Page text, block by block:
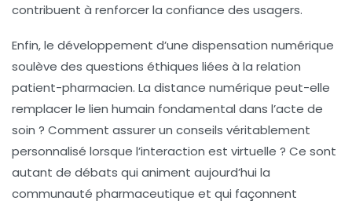
contribuent à renforcer la confiance des usagers.
Enfin, le développement d’une dispensation numérique
soulève des questions éthiques liées à la relation
patient-pharmacien. La distance numérique peut-elle
remplacer le lien humain fondamental dans l’acte de
soin ? Comment assurer un conseils véritablement
personnalisé lorsque l’interaction est virtuelle ? Ce sont
autant de débats qui animent aujourd’hui la
communauté pharmaceutique et qui façonnent